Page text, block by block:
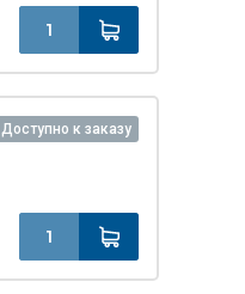
Доступно к заказу